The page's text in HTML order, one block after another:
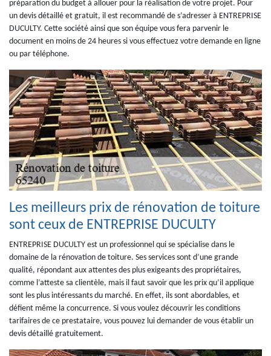
préparation du budget à allouer pour la réalisation de votre projet. Pour
un devis détaillé et gratuit, il est recommandé de s’adresser à ENTREPRISE
DUCULTY. Cette société ainsi que son équipe vous fera parvenir le
document en moins de 24 heures si vous effectuez votre demande en ligne
ou par téléphone.
Les meilleurs prix de rénovation de toiture
sont ceux de ENTREPRISE DUCULTY
ENTREPRISE DUCULTY est un professionnel qui se spécialise dans le
domaine de la rénovation de toiture. Ses services sont d’une grande
qualité, répondant aux attentes des plus exigeants des propriétaires,
comme l’atteste sa clientèle, mais il faut savoir que les prix qu’il applique
sont les plus intéressants du marché. En effet, ils sont abordables, et
défient même la concurrence. Si vous voulez découvrir les conditions
tarifaires de ce prestataire, vous pouvez lui demander de vous établir un
devis détaillé gratuitement.